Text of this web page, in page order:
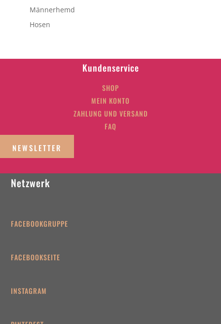
Männerhemd
Hosen
Kundenservice
SHOP
MEIN KONTO
ZAHLUNG UND VERSAND
FAQ
NEWSLETTER
Netzwerk
FACEBOOKGRUPPE
FACEBOOKSEITE
INSTAGRAM